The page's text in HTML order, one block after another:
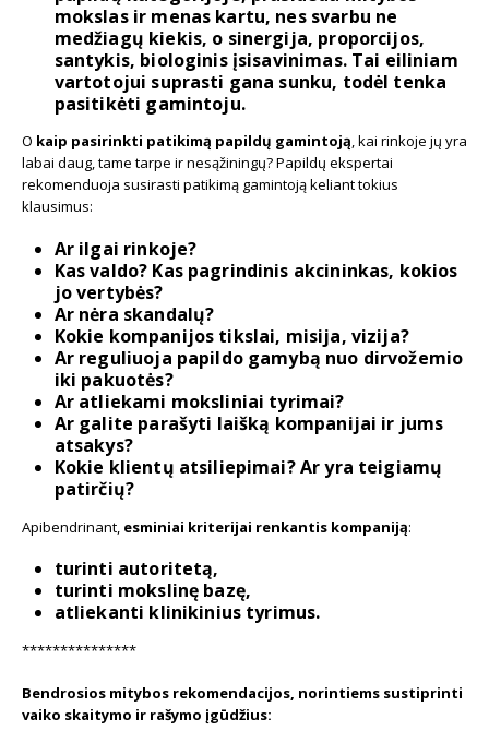
mokslas ir menas kartu, nes svarbu ne
medžiagų kiekis, o sinergija, proporcijos,
santykis, biologinis įsisavinimas. Tai eiliniam
vartotojui suprasti gana sunku, todėl tenka
pasitikėti gamintoju.
O kaip pasirinkti patikimą papildų gamintoją, kai rinkoje jų yra
labai daug, tame tarpe ir nesąžiningų? Papildų ekspertai
rekomenduoja susirasti patikimą gamintoją keliant tokius
klausimus:
Ar ilgai rinkoje?
Kas valdo? Kas pagrindinis akcininkas, kokios
jo vertybės?
Ar nėra skandalų?
Kokie kompanijos tikslai, misija, vizija?
Ar reguliuoja papildo gamybą nuo dirvožemio
iki pakuotės?
Ar atliekami moksliniai tyrimai?
Ar galite parašyti laišką kompanijai ir jums
atsakys?
Kokie klientų atsiliepimai? Ar yra teigiamų
patirčių?
Apibendrinant, esminiai kriterijai renkantis kompaniją:
turinti autoritetą,
turinti mokslinę bazę,
atliekanti klinikinius tyrimus.
***************
Bendrosios mitybos rekomendacijos, norintiems sustiprinti
vaiko skaitymo ir rašymo įgūdžius: